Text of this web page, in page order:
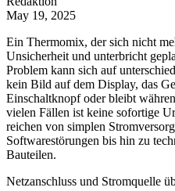
May 19, 2025
Ein Thermomix, der sich nicht
Unsicherheit und unterbricht
Problem kann sich auf
kein Bild auf dem Display, das
Einschaltknopf oder bleibt
vielen Fällen ist keine sofortige
reichen von simplen
Softwarestörungen bis hin zu
Bauteilen.
Netzanschluss und Stromquelle